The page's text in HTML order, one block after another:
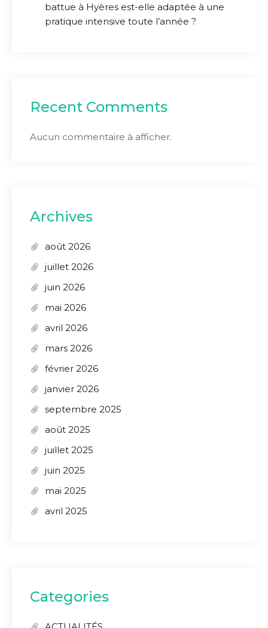
battue à Hyères est-elle adaptée à une
pratique intensive toute l’année ?
Recent Comments
Aucun commentaire à afficher.
Archives
août 2026
juillet 2026
juin 2026
mai 2026
avril 2026
mars 2026
février 2026
janvier 2026
septembre 2025
août 2025
juillet 2025
juin 2025
mai 2025
avril 2025
Categories